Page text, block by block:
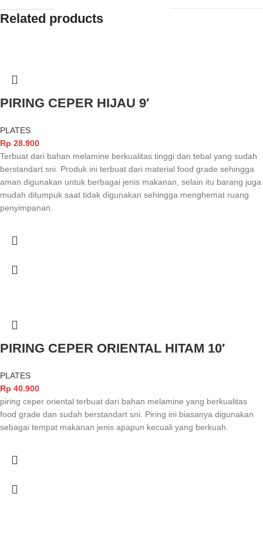
Related products
PIRING CEPER HIJAU 9′
PLATES
Rp 28.900
Terbuat dari bahan melamine berkualitas tinggi dan tebal yang sudah
berstandart sni. Produk ini terbuat dari material food grade sehingga
aman digunakan untuk berbagai jenis makanan, selain itu barang juga
mudah ditumpuk saat tidak digunakan sehingga menghemat ruang
penyimpanan.
PIRING CEPER ORIENTAL HITAM 10′
PLATES
Rp 40.900
piring ceper oriental terbuat dari bahan melamine yang berkualitas
food grade dan sudah berstandart sni. Piring ini biasanya digunakan
sebagai tempat makanan jenis apapun kecuali yang berkuah.